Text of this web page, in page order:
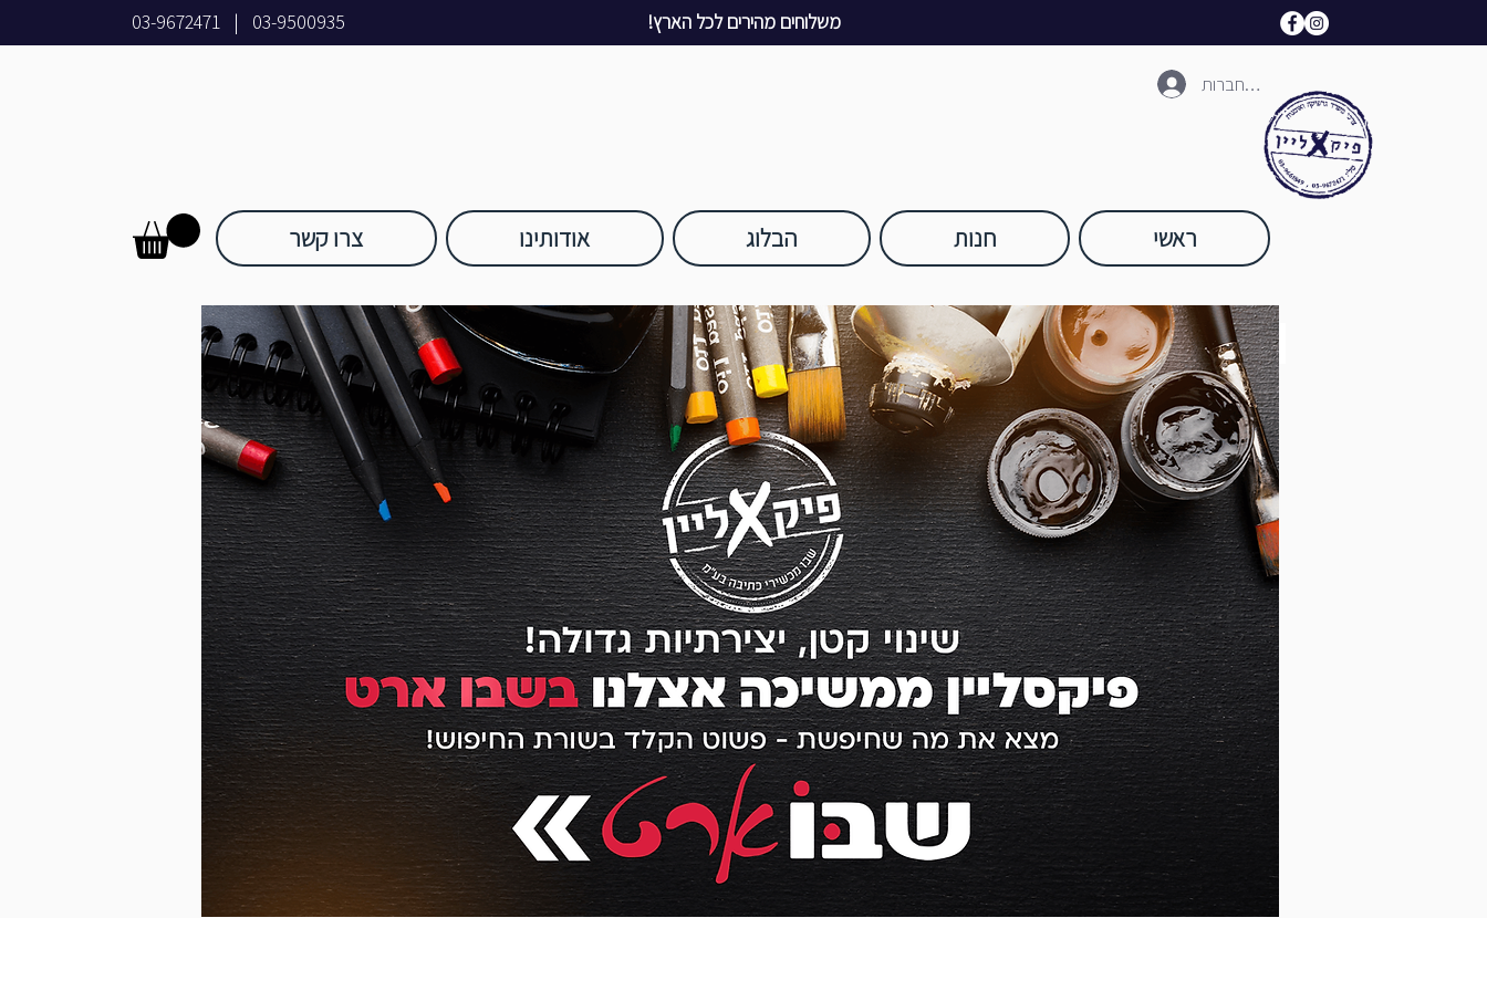
03-9500935
|
03-9672471 משלוחים מהירים לכל הארץ!
להתחברות
ראשי חנות הבלוג אודותינו צרו קשר